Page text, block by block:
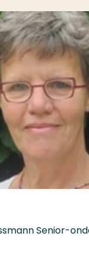
Senior-